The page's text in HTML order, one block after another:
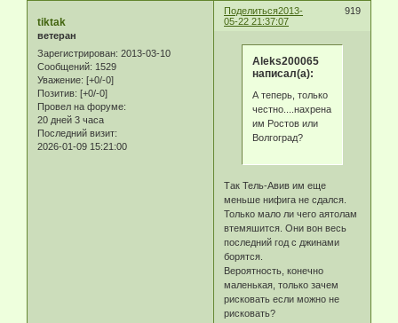
Поделиться 919
2013-
05-22 21:37:07
tiktak
ветеран
Зарегистрирован: 2013-03-10
Сообщений: 1529
Уважение: [+0/-0]
Позитив: [+0/-0]
Провел на форуме:
20 дней 3 часа
Последний визит:
2026-01-09 15:21:00
Aleks200065
написал(а):
А теперь, только
честно....нахрена
им Ростов или
Волгоград?
Так Тель-Авив им еще
меньше нифига не сдался.
Только мало ли чего аятолам
втемяшится. Они вон весь
последний год с джинами
борятся.
Вероятность, конечно
маленькая, только зачем
рисковать если можно не
рисковать?